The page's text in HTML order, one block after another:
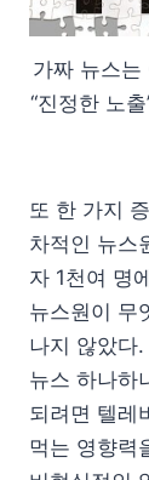
가짜 뉴스는
“진정한 노
또 한 가지
차적인 뉴스
자 1천여 명
뉴스원이 무
나지 않았다
뉴스 하나하
되려면 텔레
먹는 영향력